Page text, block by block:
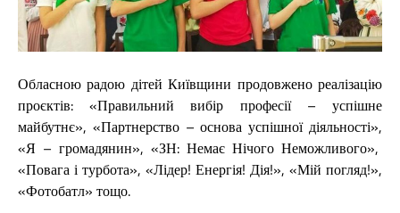
Обласною радою дітей Київщини продовжено реалізацію
проєктів: «Правильний вибір професії – успішне
майбутнє», «Партнерство – основа успішної діяльності»,
«Я – громадянин», «ЗН: Немає Нічого Неможливого»,
«Повага і турбота», «Лідер! Енергія! Дія!», «Мій погляд!»,
«Фотобатл» тощо.